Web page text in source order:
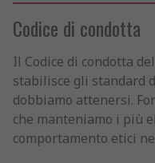
Codice di condotta
Il Codice di condotta
stabilisce gli standard
dobbiamo attenersi.
che manteniamo i più
comportamento etici